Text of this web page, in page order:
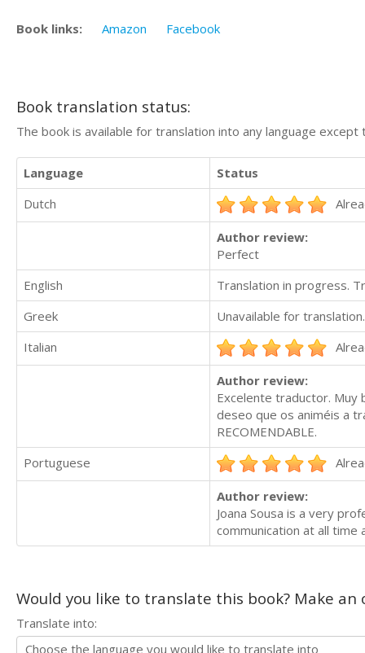
Book links: Amazon Facebook
Book translation status:
The book is available for translation into any language
Language
Status
Dutch
Author review:
Perfect
English
Translation in progress.
Greek
Unavailable for translation.
Italian
Author review:
Excelente traductor. Muy
deseo que os animéis a
RECOMENDABLE.
Portuguese
Author review:
Joana Sousa is a very
communication at all
Would you like to translate this book? Make
Translate into: